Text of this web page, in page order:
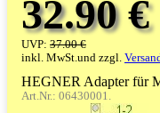
32.90 €
UVP: 37.00 €
inkl. MwSt.und zzgl.
HEGNER Adapter für
Art.Nr.: 06430001.